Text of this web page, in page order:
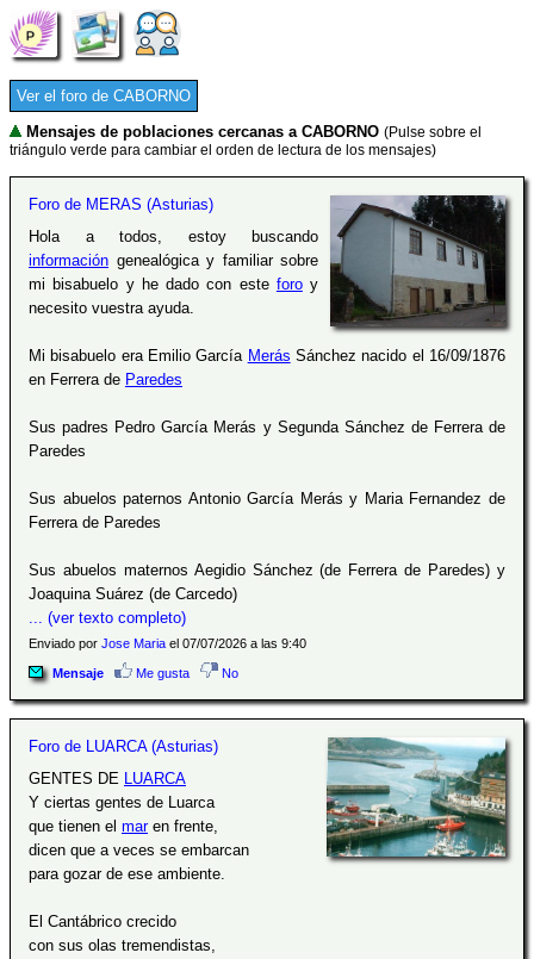
Ver el foro de CABORNO
Mensajes de poblaciones cercanas a CABORNO (Pulse sobre el
triángulo verde para cambiar el orden de lectura de los mensajes)
Foro de MERAS (Asturias)
Hola a todos, estoy buscando
información genealógica y familiar sobre
mi bisabuelo y he dado con este foroy
necesito vuestra ayuda.
Mi bisabuelo era Emilio García Merás Sánchez nacido el 16/09/1876
en Ferrera de Paredes
Sus padres Pedro García Merás y Segunda Sánchez de Ferrera de
Paredes
Sus abuelos paternos Antonio García Merás y Maria Fernandez de
Ferrera de Paredes
Sus abuelos maternos Aegidio Sánchez (de Ferrera de Paredes) y
Joaquina Suárez (de Carcedo)
... (ver texto completo)
Enviado por Jose Maria el 07/07/2026 a las 9:40
Mensaje Me gusta No
Foro de LUARCA (Asturias)
GENTES DE LUARCA
Y ciertas gentes de Luarca
que tienen el maren frente,
dicen que a veces se embarcan
para gozar de ese ambiente.
El Cantábrico crecido
con sus olas tremendistas,